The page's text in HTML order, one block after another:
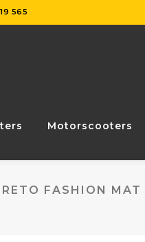
565
Motorscooters
FASHION MAT